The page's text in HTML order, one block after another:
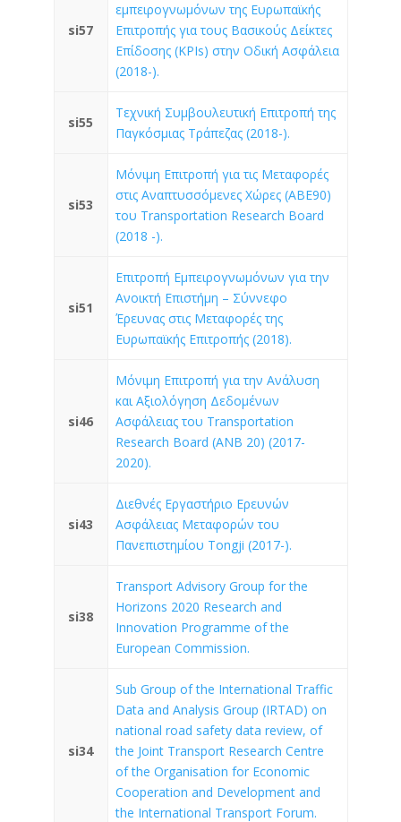
si57
εμπειρογνωμόνων της Ευρωπαϊκής
Επιτροπής για τους Βασικούς Δείκτες
Επίδοσης (KPIs) στην Οδική Ασφάλεια
(2018-).
si55
Τεχνική Συμβουλευτική Επιτροπή της
Παγκόσμιας Τράπεζας (2018-).
si53
Μόνιμη Επιτροπή για τις Μεταφορές
στις Αναπτυσσόμενες Χώρες (ABE90)
του Transportation Research Board
(2018 -).
si51
Επιτροπή Εμπειρογνωμόνων για την
Ανοικτή Επιστήμη – Σύννεφο
Έρευνας στις Μεταφορές της
Ευρωπαϊκής Επιτροπής (2018).
si46
Μόνιμη Επιτροπή για την Ανάλυση
και Αξιολόγηση Δεδομένων
Ασφάλειας του Transportation
Research Board (ANB 20) (2017-
2020).
si43
Διεθνές Εργαστήριο Ερευνών
Ασφάλειας Μεταφορών του
Πανεπιστημίου Tongji (2017-).
si38
Transport Advisory Group for the
Horizons 2020 Research and
Innovation Programme of the
European Commission.
si34
Sub Group of the International Traffic
Data and Analysis Group (IRTAD) on
national road safety data review, of
the Joint Transport Research Centre
of the Organisation for Economic
Cooperation and Development and
the International Transport Forum.